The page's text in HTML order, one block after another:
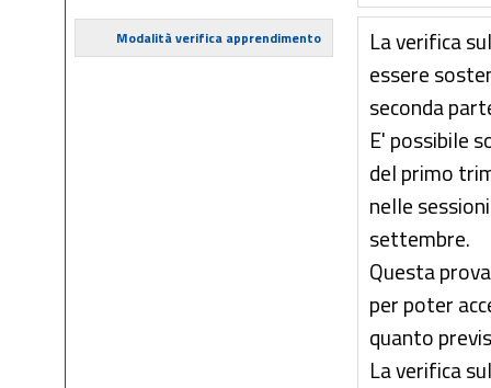
Modalità verifica apprendimento
La verifica
essere
seconda
E' possibile
del primo
nelle
settembre.
Questa
per poter
quanto
La verifica